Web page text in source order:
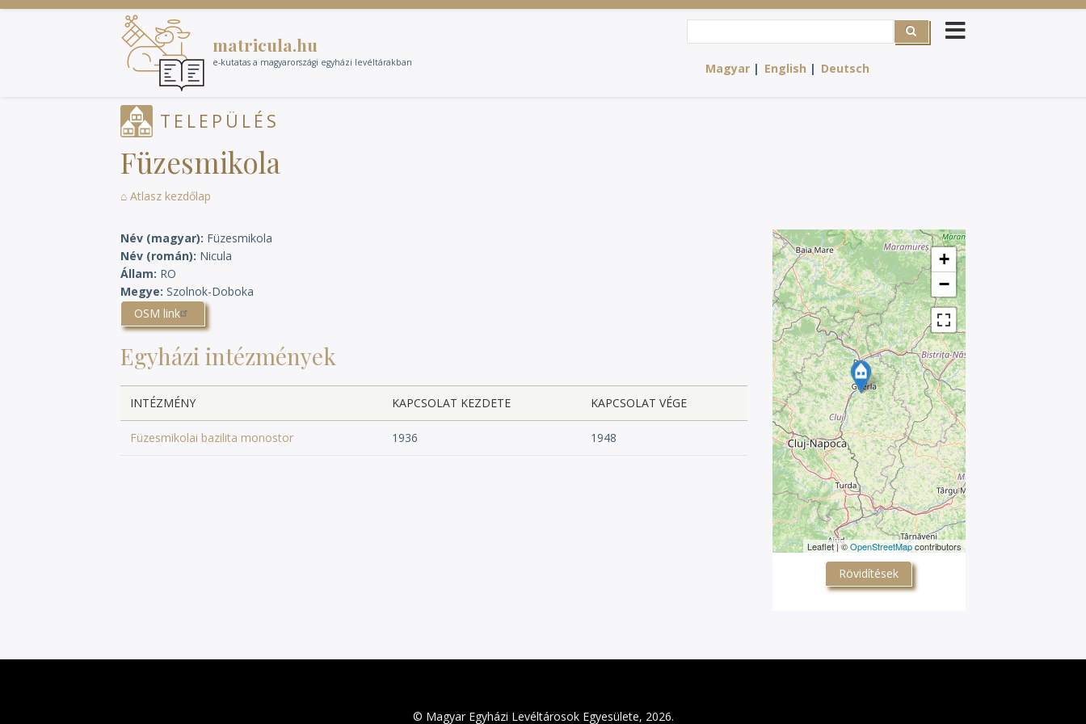
Ugrás
matricula.hu
e-kutatas a magyarországi egyházi levéltárakban
Search
Magyar English Deutsch
TELEPÜLÉS
Füzesmikola
⌂ Atlasz kezdőlap
Név (magyar) Füzesmikola
Név (román) Nicula
Állam RO
Megye Szolnok-Doboka
OSM link
Egyházi intézmények
INTÉZMÉNY KAPCSOLAT KEZDETE KAPCSOLAT VÉGE
Füzesmikolai bazilita monostor 1936 1948
+
−
Leaflet | ©OpenStreetMapcontributors
Rövidítések
© Magyar Egyházi Levéltárosok Egyesülete, 2026.